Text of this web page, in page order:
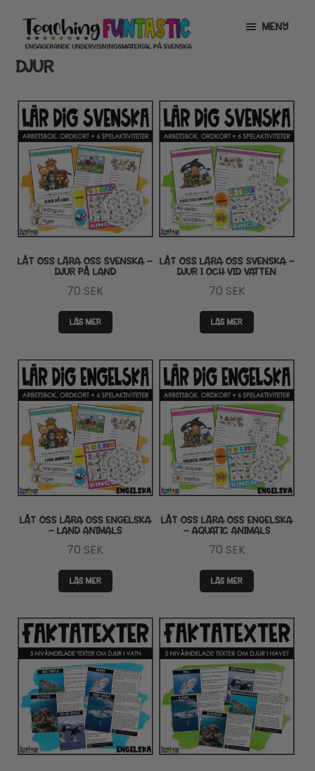
Hoppa
till
navigering
Gå
till
innehåll
MENY
INFO
MITT KONTO
GRATISMATERIAL
EXPANDERA
UNDERMENY
BUTIK
LICENSER
EXPANDERA
UNDERMENY
DJUR
LÅT OSS LÄRA OSS SVENSKA –
DJUR PÅ LAND
70 SEK
LÄS MER
LÅT OSS LÄRA OSS SVENSKA –
DJUR I OCH VID VATTEN
70 SEK
LÄS MER
LÅT OSS LÄRA OSS ENGELSKA
– LAND ANIMALS
70 SEK
LÄS MER
LÅT OSS LÄRA OSS ENGELSKA
– AQUATIC ANIMALS
70 SEK
LÄS MER